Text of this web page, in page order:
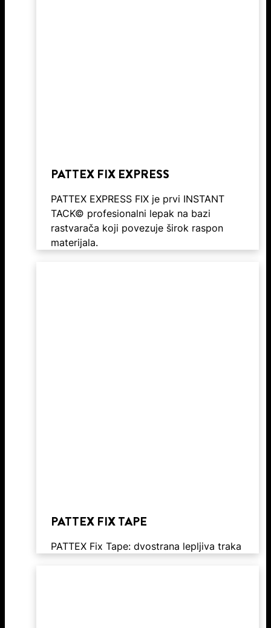
PATTEX FIX EXPRESS
PATTEX EXPRESS FIX je prvi INSTANT
TACK© profesionalni lepak na bazi
rastvarača koji povezuje širok raspon
materijala.
PATTEX FIX TAPE
PATTEX Fix Tape: dvostrana lepljiva traka